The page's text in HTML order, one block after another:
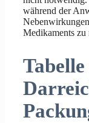
während der
Medikaments zu